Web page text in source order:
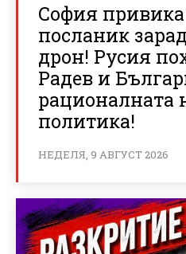
София
посланик
дрон! Русия
Радев и
рационалната
политика!
НЕДЕЛЯ, 9 АВГУСТ 2026